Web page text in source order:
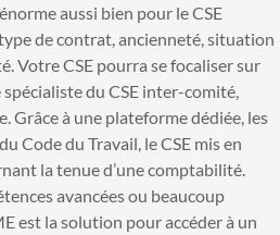
aussi bien pour le CSE
de contrat, ancienneté, situation
Votre CSE pourra se focaliser sur
du CSE inter-comité,
Grâce à une plateforme dédiée, les
Code du Travail, le CSE mis en
la tenue d’une comptabilité.
avancées ou beaucoup
est la solution pour accéder à un